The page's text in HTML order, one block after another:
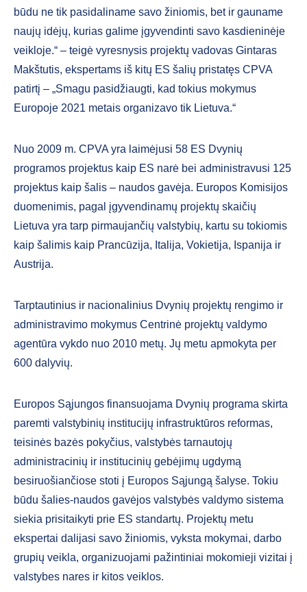
būdu ne tik pasidaliname savo žiniomis, bet ir gauname
naujų idėjų, kurias galime įgyvendinti savo kasdieninėje
veikloje.“ – teigė vyresnysis projektų vadovas Gintaras
Makštutis, ekspertams iš kitų ES šalių pristatęs CPVA
patirtį – „Smagu pasidžiaugti, kad tokius mokymus
Europoje 2021 metais organizavo tik Lietuva.“
Nuo 2009 m. CPVA yra laimėjusi 58 ES Dvynių
programos projektus kaip ES narė bei administravusi 125
projektus kaip šalis – naudos gavėja. Europos Komisijos
duomenimis, pagal įgyvendinamų projektų skaičių
Lietuva yra tarp pirmaujančių valstybių, kartu su tokiomis
kaip šalimis kaip Prancūzija, Italija, Vokietija, Ispanija ir
Austrija.
Tarptautinius ir nacionalinius Dvynių projektų rengimo ir
administravimo mokymus Centrinė projektų valdymo
agentūra vykdo nuo 2010 metų. Jų metu apmokyta per
600 dalyvių.
Europos Sąjungos finansuojama Dvynių programa skirta
paremti valstybinių institucijų infrastruktūros reformas,
teisinės bazės pokyčius, valstybės tarnautojų
administracinių ir institucinių gebėjimų ugdymą
besiruošiančiose stoti į Europos Sąjungą šalyse. Tokiu
būdu šalies-naudos gavėjos valstybės valdymo sistema
siekia prisitaikyti prie ES standartų. Projektų metu
ekspertai dalijasi savo žiniomis, vyksta mokymai, darbo
grupių veikla, organizuojami pažintiniai mokomieji vizitai į
valstybes nares ir kitos veiklos.